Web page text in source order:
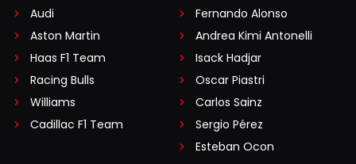
Audi
Aston Martin
Haas F1 Team
Racing Bulls
Williams
Cadillac F1 Team
Fernando Alonso
Andrea Kimi Antonelli
Isack Hadjar
Oscar Piastri
Carlos Sainz
Sergio Pérez
Esteban Ocon